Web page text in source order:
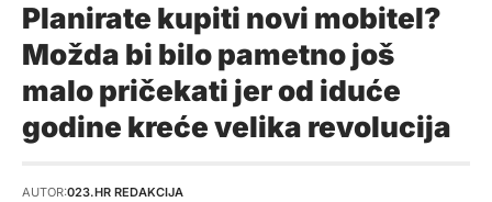
Planirate kupiti novi mobitel?
Možda bi bilo pametno još
malo pričekati jer od iduće
godine kreće velika revolucija
AUTOR:023.HR REDAKCIJA